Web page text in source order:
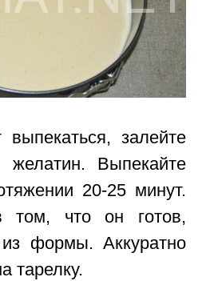
залейте
желатин. Выпекайте
20-25 минут.
том, что он готов,
из формы. Аккуратно
тарелку.